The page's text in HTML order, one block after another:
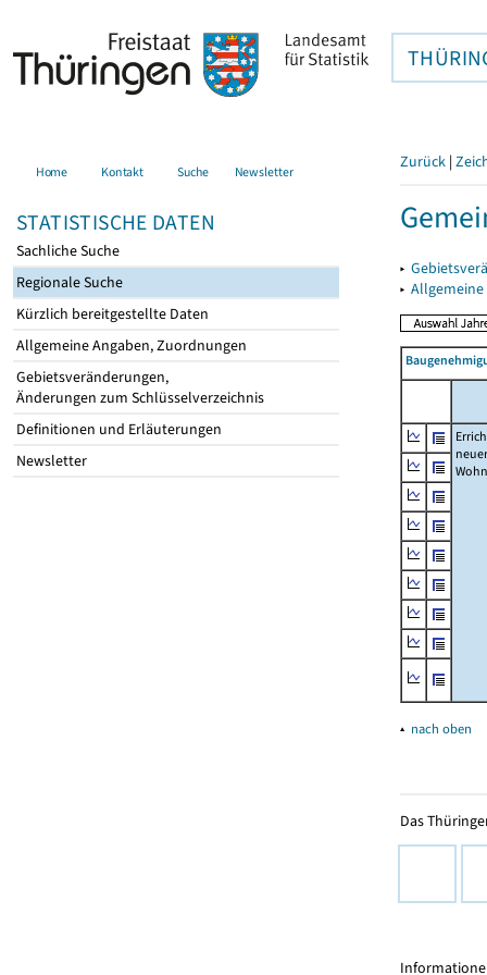
Home Kontakt Suche Newsletter
STATISTISCHE DATEN
Sachliche Suche
Regionale Suche
Kürzlich bereitgestellte Daten
Allgemeine Angaben, Zuordnungen
Gebietsveränderungen,
Änderungen zum Schlüsselverzeichnis
Definitionen und Erläuterungen
Newsletter
Zurück |
▸
▸
neuer
▴ nach oben
Das